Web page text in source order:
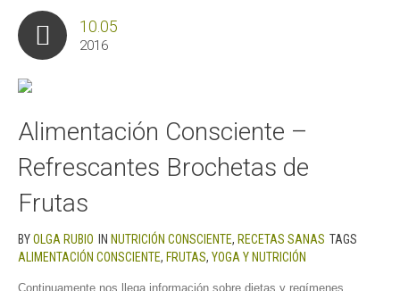
10.05
2016
Alimentación Consciente –
Refrescantes Brochetas de
Frutas
BYOLGA RUBIO IN NUTRICIÓN CONSCIENTE, RECETAS SANAS TAGS
ALIMENTACIÓN CONSCIENTE, FRUTAS, YOGA Y NUTRICIÓN
Continuamente nos llega información sobre dietas y regímenes